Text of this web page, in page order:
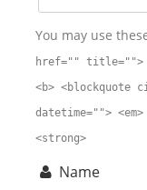
You may use
href="" title="">
<b> <blockquote
datetime="">
<strong>
Name